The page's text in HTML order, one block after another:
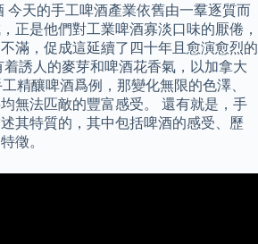
今天的手工啤酒產業依舊由一羣逐質而
正是他們對工業啤酒寡淡口味的厭倦，
滿，促成這延續了四十年且愈演愈烈的
誘人的麥芽和啤酒花香氣，以加拿大
精釀啤酒爲例，那變化無限的色澤、
無法匹敵的豐富感受。 還有就是，手
其特質的，其中包括啤酒的感受、歷
徵。